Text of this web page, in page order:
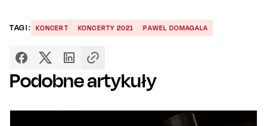
TAGI: KONCERT KONCERTY 2021 PAWEL DOMAGALA
Podobne artykuły